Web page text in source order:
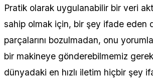
Pratik olarak uygulanabilir bir veri
sahip olmak için, bir şey ifade eden
parçalarını bozulmadan, onu
bir makineye gönderebilmemiz
dünyadaki en hızlı iletim hiçbir şey